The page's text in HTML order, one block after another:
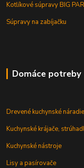
Kotlíkové súpravy BIG
Súpravy na zabíjačku
Domáce potreby
Drevené kuchynské náradie
Kuchynské krájače,
Kuchynské nástroje
Lisy a pasírovače